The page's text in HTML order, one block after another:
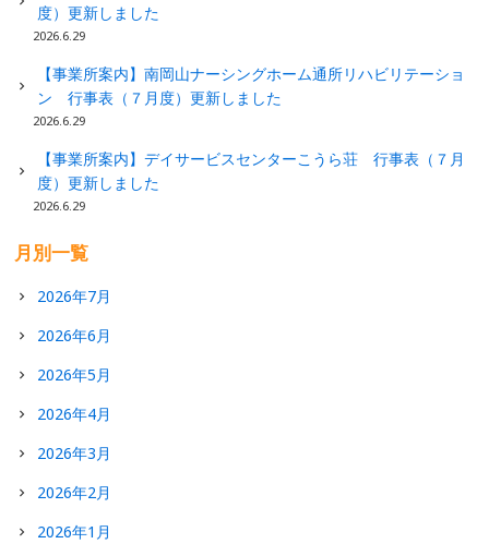
度）更新しました
2026.6.29
【事業所案内】南岡山ナーシングホーム通所リハビリテーショ
ン 行事表（７月度）更新しました
2026.6.29
【事業所案内】デイサービスセンターこうら荘 行事表（７月
度）更新しました
2026.6.29
月別一覧
2026年7月
2026年6月
2026年5月
2026年4月
2026年3月
2026年2月
2026年1月